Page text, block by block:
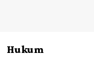
Hukum